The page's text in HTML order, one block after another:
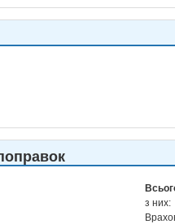
з них: